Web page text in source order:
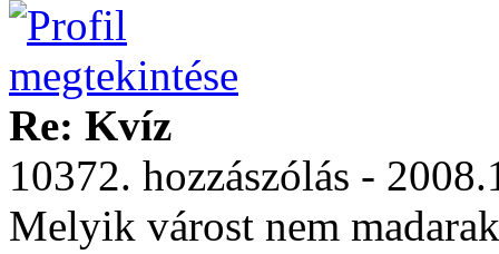
Re: Kvíz
10372. hozzászólás -
Melyik várost nem